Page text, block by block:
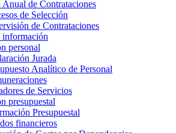
Anual de Contrataciones
de Selección
de Contrataciones
información
personal
Jurada
Analítico de Personal
de Servicios
presupuestal
Presupuestal
financieros